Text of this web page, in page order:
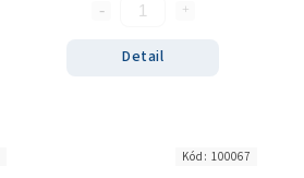
Detail
Kód: 100067